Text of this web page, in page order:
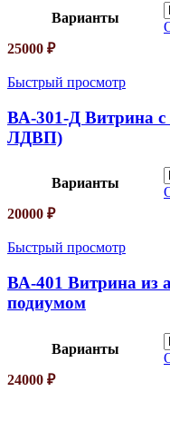
Варианты
25000 ₽
Быстрый просмотр
ВА-301-Д Витрина с
ЛДВП)
Варианты
20000 ₽
Быстрый просмотр
ВА-401 Витрина из
подиумом
Варианты
24000 ₽